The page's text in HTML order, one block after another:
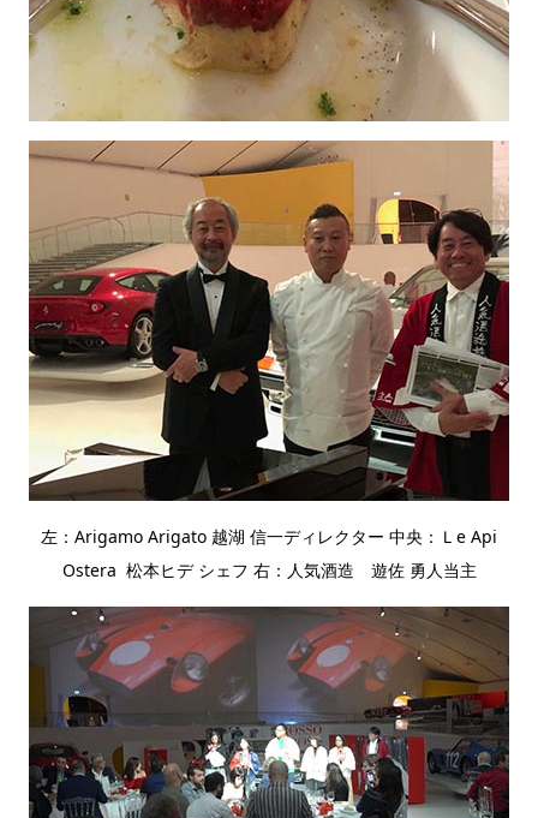
左：Arigamo Arigato 越湖 信一ディレクター 中央：Ｌe Api
Ostera 松本ヒデ シェフ 右：人気酒造 遊佐 勇人当主